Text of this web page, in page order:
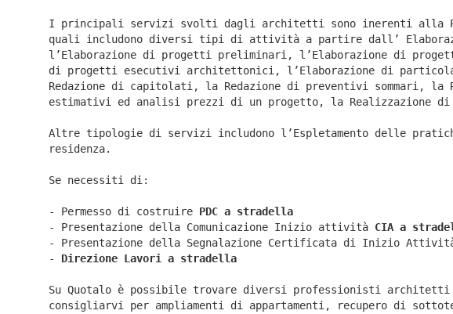
I principali servizi svolti dagli architetti sono inerenti alla
quali includono diversi tipi di attività a partire dall’
l’Elaborazione di progetti preliminari, l’Elaborazione di
di progetti esecutivi architettonici, l’Elaborazione di
Redazione di capitolati, la Redazione di preventivi sommari, la
estimativi ed analisi prezzi di un progetto, la Realizzazione
Altre tipologie di servizi includono l’Espletamento delle
residenza.
Se necessiti di:
- Permesso di costruire PDC a stradella
- Presentazione della Comunicazione Inizio attività CIA a
- Presentazione della Segnalazione Certificata di Inizio
- Direzione Lavori a stradella
Su Quotalo è possibile trovare diversi professionisti architetti
consigliarvi per ampliamenti di appartamenti, recupero di